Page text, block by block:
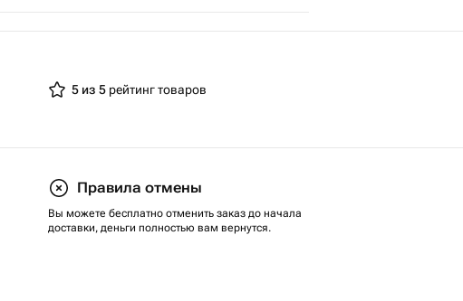
5 из 5 рейтинг товаров
Правила отмены
Вы можете бесплатно отменить заказ до начала
доставки, деньги полностью вам вернутся.